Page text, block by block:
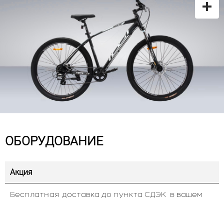
ОБОРУДОВАНИЕ
Акция
Бесплатная доставка до пункта СДЭК в вашем